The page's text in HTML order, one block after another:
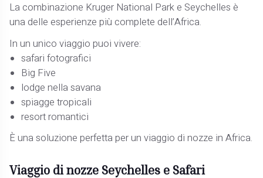
La combinazione Kruger National Park e Seychelles è
una delle esperienze più complete dell’Africa.
In un unico viaggio puoi vivere:
safari fotografici
Big Five
lodge nella savana
spiagge tropicali
resort romantici
È una soluzione perfetta per un viaggio di nozze in Africa.
Viaggio di nozze Seychelles e Safari